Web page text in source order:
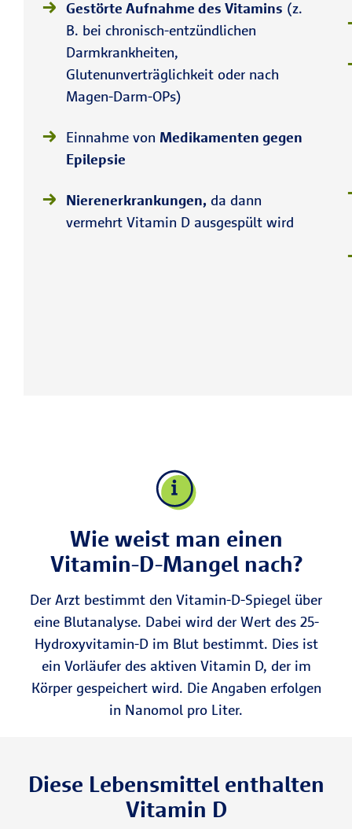
Gestörte Aufnahme des Vitamins (z.
B. bei chronisch-entzündlichen
Darmkrankheiten,
Glutenunverträglichkeit oder nach
Magen-Darm-OPs)
Einnahme von Medikamenten gegen
Epilepsie
Nierenerkrankungen, da dann
vermehrt Vitamin D ausgespült wird
Wie weist man einen
Vitamin-D-Mangel nach?
Der Arzt bestimmt den Vitamin-D-Spiegel über
eine Blutanalyse. Dabei wird der Wert des 25-
Hydroxyvitamin-D im Blut bestimmt. Dies ist
ein Vorläufer des aktiven Vitamin D, der im
Körper gespeichert wird. Die Angaben erfolgen
in Nanomol pro Liter.
Diese Lebensmittel enthalten
Vitamin D